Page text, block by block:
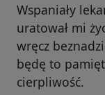
Wspaniały
uratował mi
wręcz
będę to
cierpliwość.